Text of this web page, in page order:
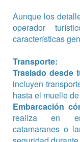
Aunque los
operador
características
Transporte:
Traslado desde
incluyen
hasta el muelle
Embarcación
realiza en
catamaranes o